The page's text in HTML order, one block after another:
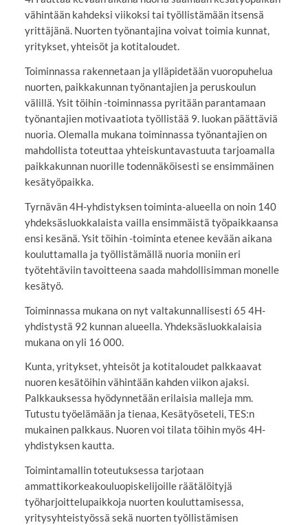
vähintään kahdeksi viikoksi tai työllistämään itsensä
yrittäjänä. Nuorten työnantajina voivat toimia kunnat,
yritykset, yhteisöt ja kotitaloudet.
Toiminnassa rakennetaan ja ylläpidetään vuoropuhelua
nuorten, paikkakunnan työnantajien ja peruskoulun
välillä. Ysit töihin -toiminnassa pyritään parantamaan
työnantajien motivaatiota työllistää 9. luokan päättäviä
nuoria. Olemalla mukana toiminnassa työnantajien on
mahdollista toteuttaa yhteiskuntavastuuta tarjoamalla
paikkakunnan nuorille todennäköisesti se ensimmäinen
kesätyöpaikka.
Tyrnävän 4H-yhdistyksen toiminta-alueella on noin 140
yhdeksäsluokkalaista vailla ensimmäistä työpaikkaansa
ensi kesänä. Ysit töihin -toiminta etenee kevään aikana
kouluttamalla ja työllistämällä nuoria moniin eri
työtehtäviin tavoitteena saada mahdollisimman monelle
kesätyö.
Toiminnassa mukana on nyt valtakunnallisesti 65 4H-
yhdistystä 92 kunnan alueella. Yhdeksäsluokkalaisia
mukana on yli 16 000.
Kunta, yritykset, yhteisöt ja kotitaloudet palkkaavat
nuoren kesätöihin vähintään kahden viikon ajaksi.
Palkkauksessa hyödynnetään erilaisia malleja mm.
Tutustu työelämään ja tienaa, Kesätyöseteli, TES:n
mukainen palkkaus. Nuoren voi tilata töihin myös 4H-
yhdistyksen kautta.
Toimintamallin toteutuksessa tarjotaan
ammattikorkeakouluopiskelijoille räätälöityjä
työharjoittelupaikkoja nuorten kouluttamisessa,
yritysyhteistyössä sekä nuorten työllistämisen